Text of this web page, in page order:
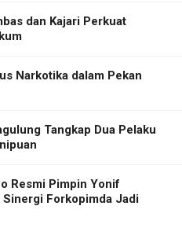
dan Kajari Perkuat
Narkotika dalam Pekan
Tangkap Dua Pelaku
Resmi Pimpin Yonif
Forkopimda Jadi